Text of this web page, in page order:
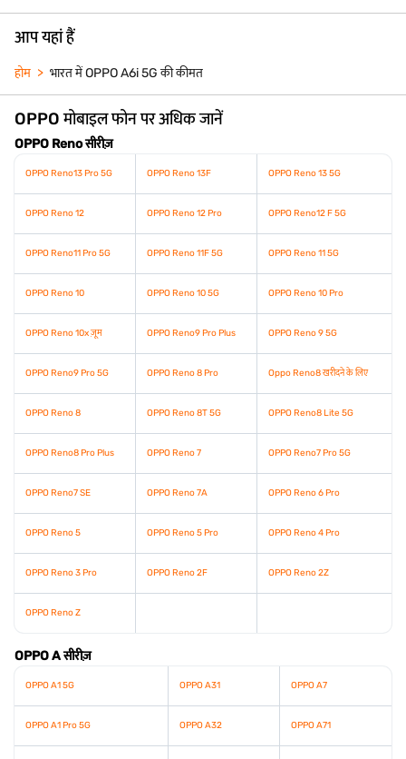
आप यहां हैं
होम भारत में OPPO A6i 5G की कीमत
OPPO मोबाइल फोन पर अधिक जानें
OPPO Reno सीरीज़
OPPO Reno13 Pro 5G OPPO Reno 13F OPPO Reno 13 5G
OPPO Reno 12 OPPO Reno 12 Pro OPPO Reno12 F 5G
OPPO Reno11 Pro 5G OPPO Reno 11F 5G OPPO Reno 11 5G
OPPO Reno 10 OPPO Reno 10 5G OPPO Reno 10 Pro
OPPO Reno 10x ज़ूम OPPO Reno9 Pro Plus OPPO Reno 9 5G
OPPO Reno9 Pro 5G OPPO Reno 8 Pro Oppo Reno8 खरीदने के लिए
OPPO Reno 8 OPPO Reno 8T 5G OPPO Reno8 Lite 5G
OPPO Reno8 Pro Plus OPPO Reno 7 OPPO Reno7 Pro 5G
OPPO Reno7 SE OPPO Reno 7A OPPO Reno 6 Pro
OPPO Reno 5 OPPO Reno 5 Pro OPPO Reno 4 Pro
OPPO Reno 3 Pro OPPO Reno 2F OPPO Reno 2Z
OPPO Reno Z
OPPO A सीरीज़
OPPO A1 5G OPPO A31 OPPO A7
OPPO A1 Pro 5G OPPO A32 OPPO A71